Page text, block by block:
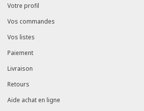
Votre profil
Vos commandes
Vos listes
Paiement
Livraison
Retours
Aide achat en ligne